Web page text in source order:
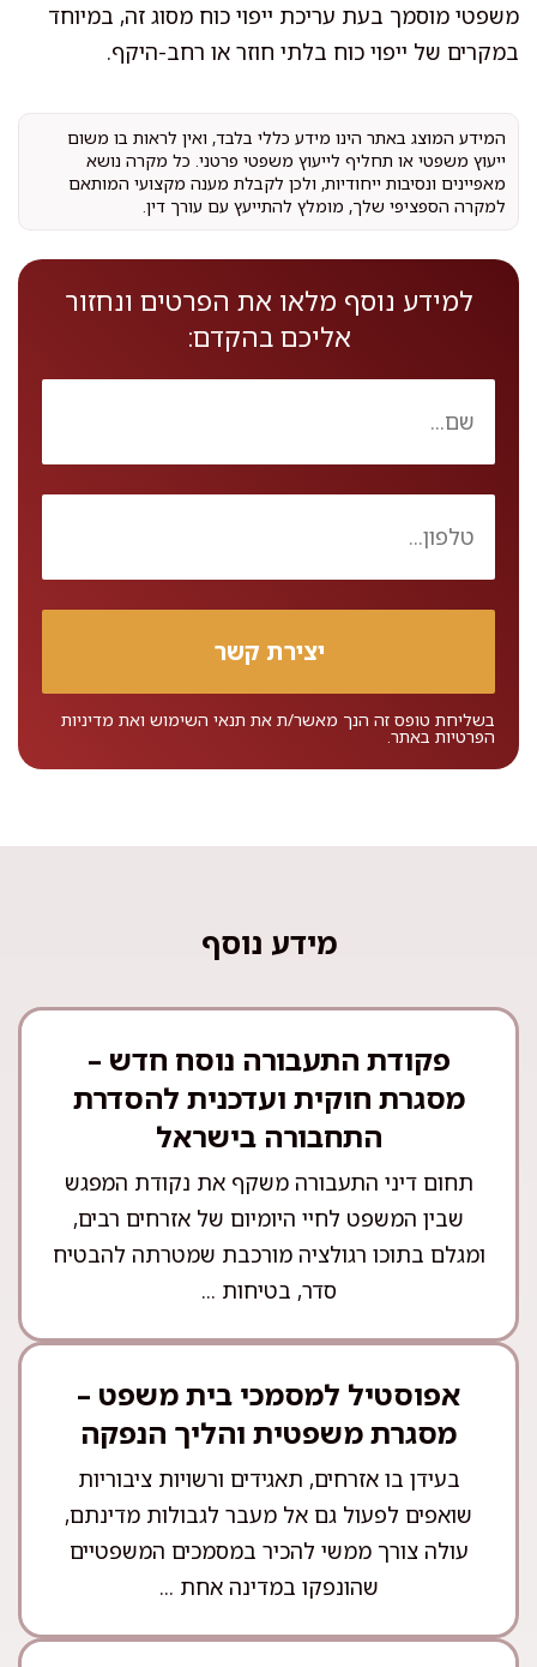
משפטי מוסמך בעת עריכת ייפוי כוח מסוג זה, במיוחד
במקרים של ייפוי כוח בלתי חוזר או רחב-היקף.
המידע המוצג באתר הינו מידע כללי בלבד, ואין לראות בו משום
ייעוץ משפטי או תחליף לייעוץ משפטי פרטני. כל מקרה נושא
מאפיינים ונסיבות ייחודיות, ולכן לקבלת מענה מקצועי המותאם
למקרה הספציפי שלך, מומלץ להתייעץ עם עורך דין.
למידע נוסף מלאו את הפרטים ונחזור
אליכם בהקדם:
בשליחת טופס זה הנך מאשר/ת את תנאי השימוש ואת מדיניות
הפרטיות באתר.
מידע נוסף
פקודת התעבורה נוסח חדש –
מסגרת חוקית ועדכנית להסדרת
התחבורה בישראל
תחום דיני התעבורה משקף את נקודת המפגש
שבין המשפט לחיי היומיום של אזרחים רבים,
ומגלם בתוכו רגולציה מורכבת שמטרתה להבטיח
סדר, בטיחות ...
אפוסטיל למסמכי בית משפט –
מסגרת משפטית והליך הנפקה
בעידן בו אזרחים, תאגידים ורשויות ציבוריות
שואפים לפעול גם אל מעבר לגבולות מדינתם,
עולה צורך ממשי להכיר במסמכים המשפטיים
שהונפקו במדינה אחת ...